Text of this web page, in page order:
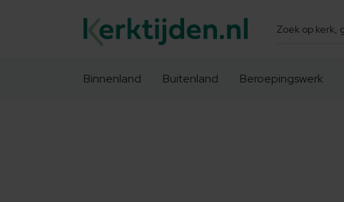
Zoeken
Binnenland Buitenland Beroepingswerk